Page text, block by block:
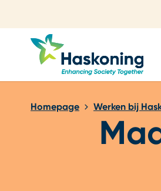
Homepage Werken bij